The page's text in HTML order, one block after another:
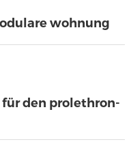
wohnung
den prolethron-